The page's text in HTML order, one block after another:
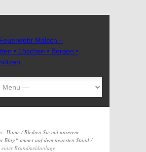
Home/Bleiben Sie mit unserem
Blog“ immer auf dem neuesten Stand/
einer Brandmeldanlage